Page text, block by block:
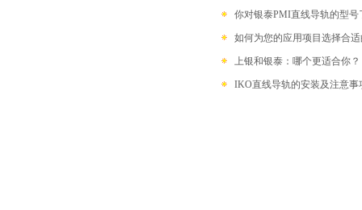
你对银泰PMI直线导轨的型号
如何为您的应用项目选择合
上银和银泰：哪个更适合你？
IKO直线导轨的安装及注意事